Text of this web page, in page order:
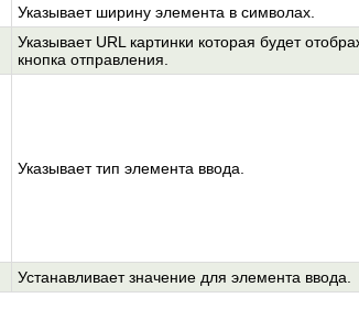
Указывает ширину элемента в символах.
Указывает URL картинки которая будет
кнопка отправления.
Указывает тип элемента ввода.
Устанавливает значение для элемента ввода.